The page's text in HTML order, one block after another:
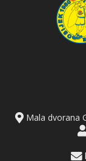
Mala dvorana